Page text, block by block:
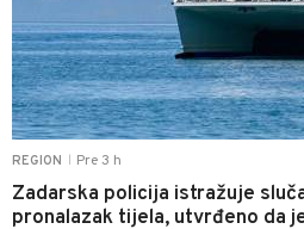
REGION Pre 3 h
Zadarska policija istražuje
pronalazak tijela, utvrđeno da